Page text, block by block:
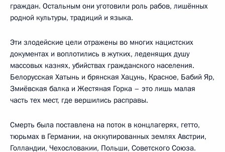
граждан. Остальным они уготовили роль рабов, лишённых
родной культуры, традиций и языка.
Эти злодейские цели отражены во многих нацистских
документах и воплотились в жутких, леденящих душу
массовых казнях, убийствах гражданского населения.
Белорусская Хатынь и брянская Хацунь, Красное, Бабий Яр,
Змиёвская балка и Жестяная Горка – это лишь малая
часть тех мест, где вершились расправы.
Смерть была поставлена на поток в концлагерях, гетто,
тюрьмах в Германии, на оккупированных землях Австрии,
Голландии, Чехословакии, Польши, Советского Союза.